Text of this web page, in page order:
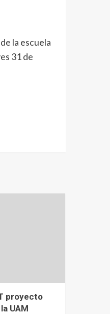
la escuela
31 de
proyecto
UAM